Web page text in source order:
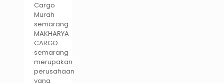
Cargo
Murah
semarang
MAKHARYA
CARGO
semarang
merupakan
perusahaan
yang